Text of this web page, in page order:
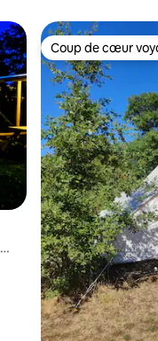
Coup de cœur
Coup de cœur